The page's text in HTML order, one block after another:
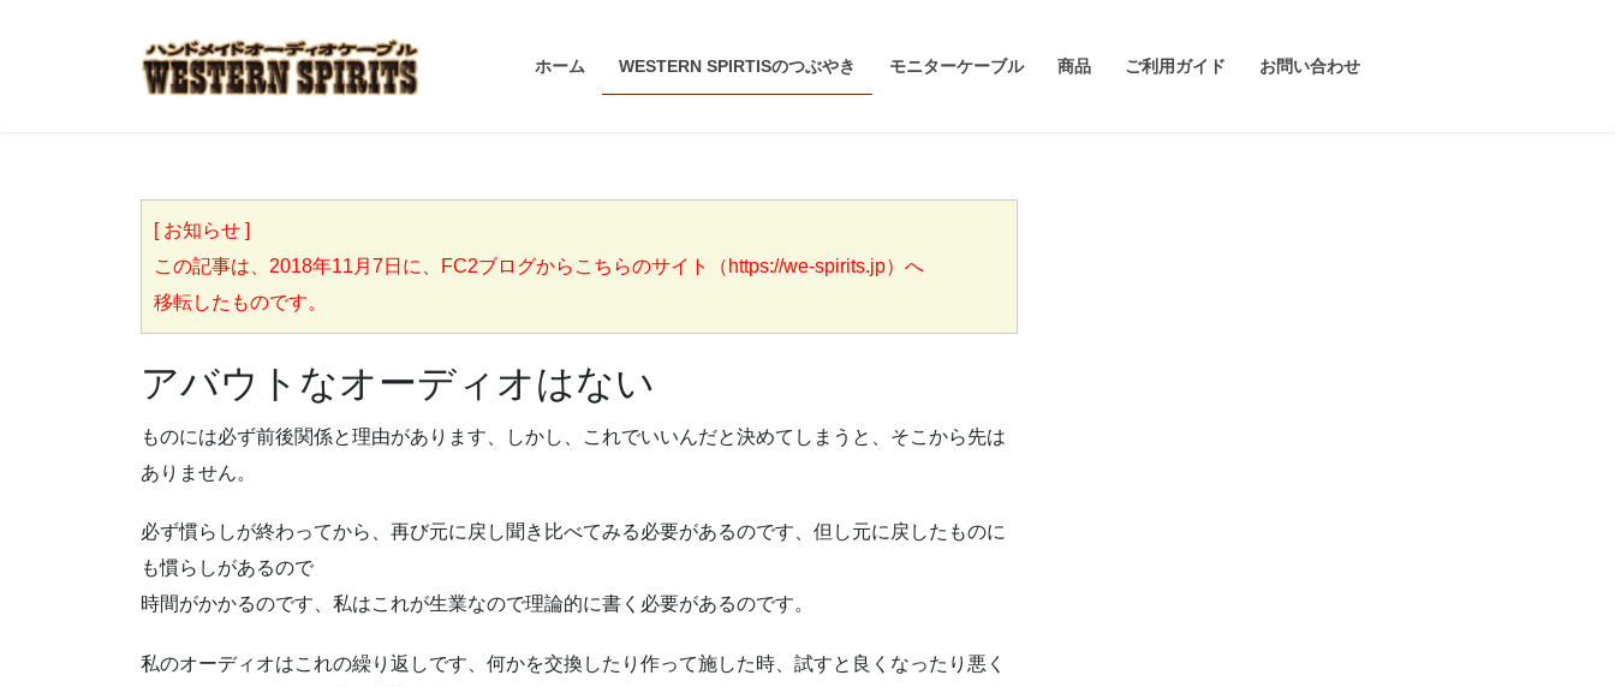
ホーム WESTERN SPIRTISのつぶやき モニターケーブル 商品 ご利用ガイド お問い合わせ
[ お知らせ ]
この記事は、2018年11月7日に、FC2ブログからこちらのサイト（https://we-spirits.jp）へ
移転したものです。
アバウトなオーディオはない
ものには必ず前後関係と理由があります、しかし、これでいいんだと決めてしまうと、そこから先は
ありません。
必ず慣らしが終わってから、再び元に戻し聞き比べてみる必要があるのです、但し元に戻したものに
も慣らしがあるので
時間がかかるのです、私はこれが生業なので理論的に書く必要があるのです。
私のオーディオはこれの繰り返しです、何かを交換したり作って施した時、試すと良くなったり悪く